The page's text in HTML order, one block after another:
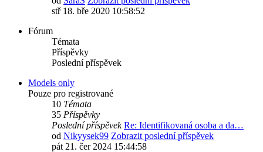
stř 18. bře 2020 10:58:52
Fórum
Témata
Příspěvky
Poslední příspěvek
Models only
Pouze pro registrované
10 Témata
35 Příspěvky
Poslední příspěvek Re: Identifikovaná osoba a da…
od Nikyysek99 Zobrazit poslední příspěvek
pát 21. čer 2024 15:44:58